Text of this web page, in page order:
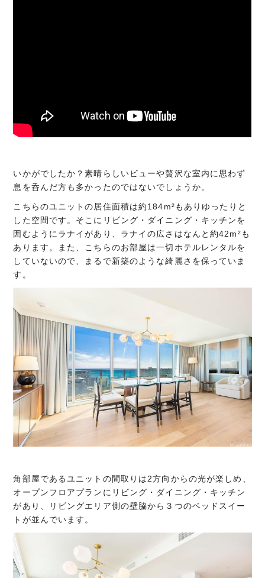
いかがでしたか？素晴らしいビューや贅沢な室内に思わず
息を呑んだ方も多かったのではないでしょうか。
こちらのユニットの居住面積は約184m²もありゆったりと
した空間です。そこにリビング・ダイニング・キッチンを
囲むようにラナイがあり、ラナイの広さはなんと約42m²も
あります。また、こちらのお部屋は一切ホテルレンタルを
していないので、まるで新築のような綺麗さを保っていま
す。
角部屋であるユニットの間取りは2方向からの光が楽しめ、
オープンフロアプランにリビング・ダイニング・キッチン
があり、リビングエリア側の壁脇から３つのベッドスイー
トが並んでいます。